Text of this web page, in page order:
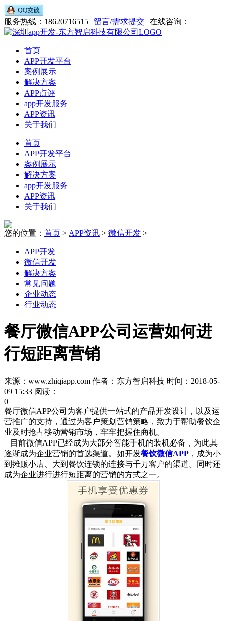
服务热线：18620716515 | 留言/需求提交 | 在线咨询：
首页
APP开发平台
案例展示
解决方案
APP点评
app开发服务
APP资讯
关于我们
首页
APP开发平台
案例展示
解决方案
app开发服务
APP资讯
关于我们
您的位置： 首页 > APP资讯 > 微信开发 >
APP开发
微信开发
解决方案
常见问题
企业动态
行业动态
餐厅微信APP公司运营如何进
行短距离营销
来源：www.zhiqiapp.com 作者：东方智启科技 时间：2018-05-
09 15:33 阅读：
0
餐厅微信APP公司为客户提供一站式的产品开发设计，以及运
营推广的支持，通过为客户策划营销策略，致力于帮助餐饮企
业及时抢占移动营销市场，牢牢把握住商机。
目前微信APP已经成为大部分智能手机的装机必备，为此其
逐渐成为企业营销的首选渠道。如开发餐饮微信APP ，成为小
到摊贩小店、大到餐饮连锁的连接与千万客户的渠道。同时还
成为企业进行进行短距离的营销的方式之一。